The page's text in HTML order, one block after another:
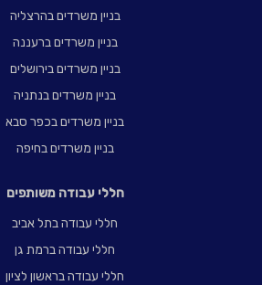
בניין משרדים בהרצליה
בניין משרדים ברעננה
בניין משרדים בירושלים
בניין משרדים בנתניה
בניין משרדים בכפר סבא
בניין משרדים בחיפה
חללי עבודה משותפים
חללי עבודה בתל אביב
חללי עבודה ברמת גן
חללי עבודה בראשון לציון